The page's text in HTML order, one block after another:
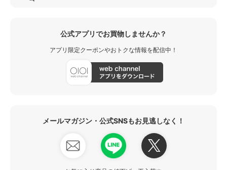
公式アプリでお買物しませんか？
アプリ限定クーポンやおトクな情報を配信中！
メールマガジン・公式SNSもお見逃しなく！